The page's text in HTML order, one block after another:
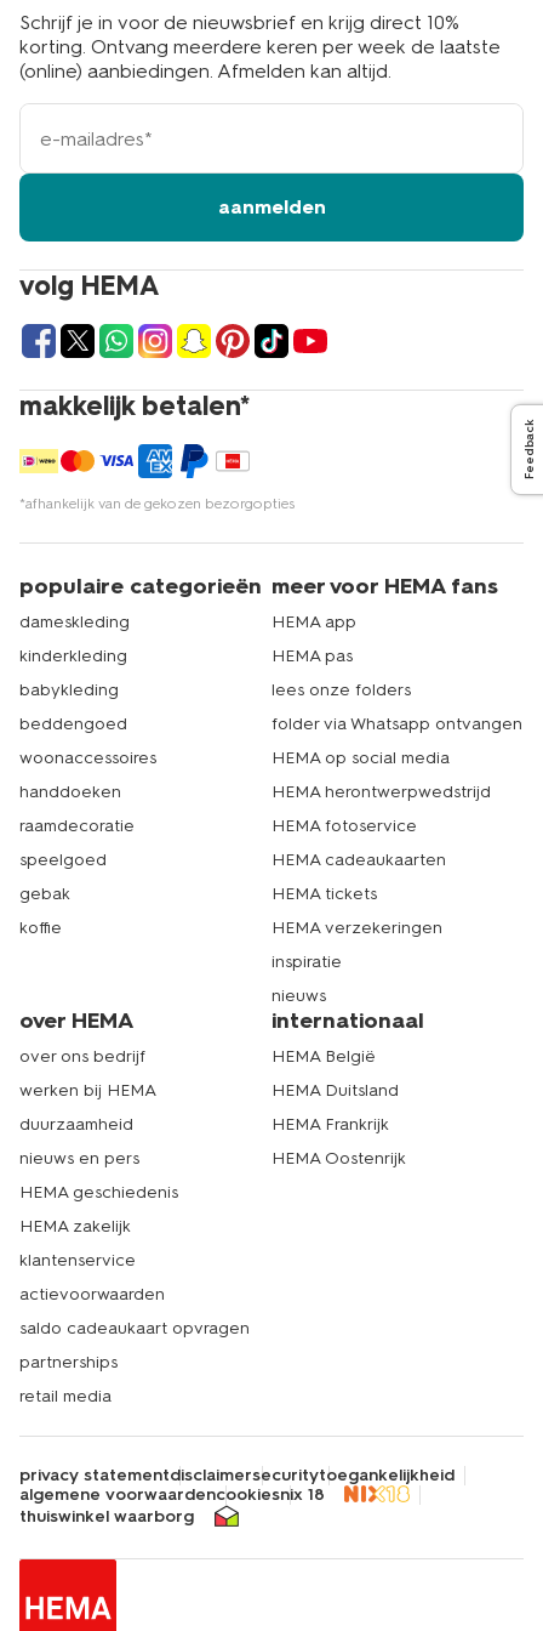
volg HEMA
makkelijk betalen*
*afhankelijk van de gekozen bezorgopties
Schrijf je in voor de nieuwsbrief en krijg direct 10%
korting. Ontvang meerdere keren per week de laatste
(online) aanbiedingen. Afmelden kan altijd.
e-
mailadres
aanmelden
populaire categorieën
dameskleding
kinderkleding
babykleding
beddengoed
woonaccessoires
handdoeken
raamdecoratie
speelgoed
gebak
koffie
meer voor HEMA fans
HEMA app
HEMA pas
lees onze folders
folder via Whatsapp ontvangen
HEMA op social media
HEMA herontwerpwedstrijd
HEMA fotoservice
HEMA cadeaukaarten
HEMA tickets
HEMA verzekeringen
inspiratie
nieuws
over HEMA
over ons bedrijf
werken bij HEMA
duurzaamheid
nieuws en pers
HEMA geschiedenis
HEMA zakelijk
klantenservice
actievoorwaarden
saldo cadeaukaart opvragen
partnerships
retail media
internationaal
HEMA België
HEMA Duitsland
HEMA Frankrijk
HEMA Oostenrijk
privacy statementdisclaimersecuritytoegankelijkheid
algemene voorwaardencookiesnix 18
thuiswinkel waarborg
Feedback